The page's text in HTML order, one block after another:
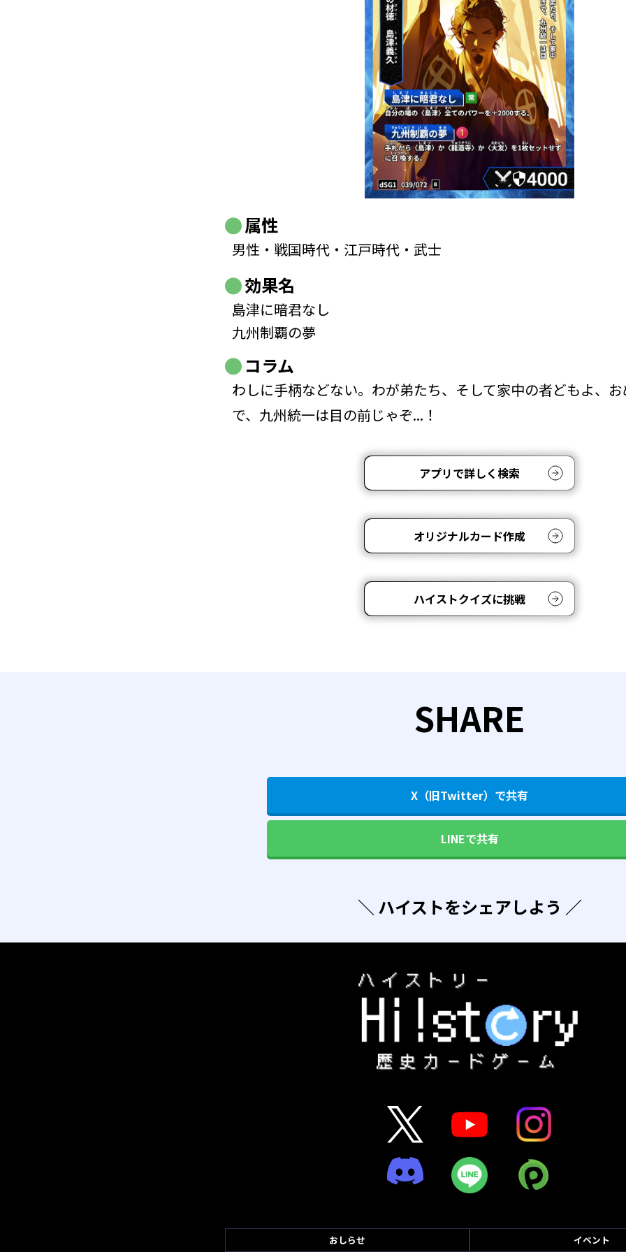
属性
男性・戦国時代・江戸時代・武士
効果名
島津に暗君なし
九州制覇の夢
コラム
わしに手柄などない。わが弟たち、そして家中の者どもよ、
で、九州統一は目の前じゃぞ...！
アプリで詳しく検索
オリジナルカード作成
ハイストクイズに挑戦
SHARE
X（旧Twitter）で共有
LINEで共有
＼ ハイストをシェアしよう ／
おしらせ
イベント